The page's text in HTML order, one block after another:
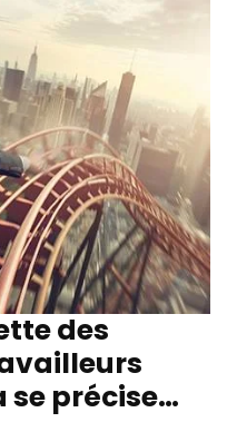
des
se précise…